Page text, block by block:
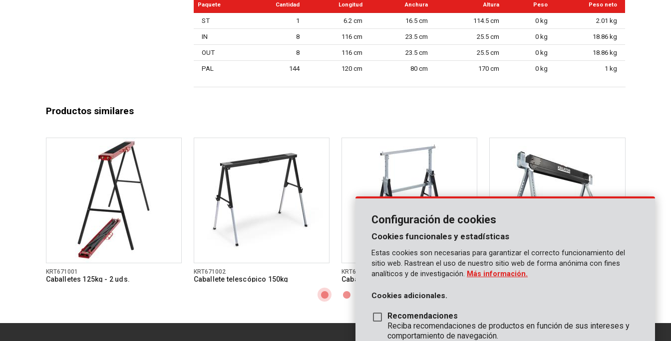
Paquete Cantidad Longitud Anchura Altura Peso Peso neto
ST 1 6.2 cm 16.5 cm 114.5 cm 0 kg 2.01 kg
IN 8 116 cm 23.5 cm 25.5 cm 0 kg 18.86 kg
OUT 8 116 cm 23.5 cm 25.5 cm 0 kg 18.86 kg
PAL 144 120 cm 80 cm 170 cm 0 kg 1 kg
Productos similares
KRT671001
Caballetes 125kg - 2 uds.
KRT671002
Caballete telescópico 150kg
KRT671003
Caballete telescópico 180kg
KRT671004
Caballete telescópico 589kg
Configuración de cookies
Cookies funcionales y estadísticas
Estas cookies son necesarias para garantizar el correcto funcionamiento del
sitio web. Rastrean el uso de nuestro sitio web de forma anónima con fines
analíticos y de investigación. Más información.
Cookies adicionales.
Recomendaciones
Reciba recomendaciones de productos en función de sus intereses y
comportamiento de navegación.